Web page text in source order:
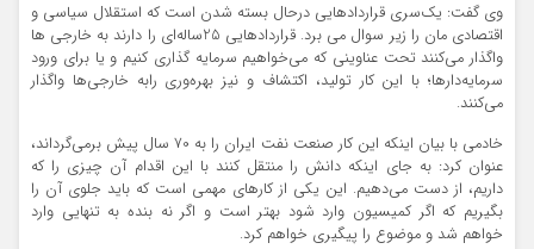
وی گفت: یک‌سری قراردادهایی درحال بسته شدن است که استقلال سیاسی و
اقتصادی مان را زیر سوال می برد. قراردادهایی 25ساله‌ای را دارند به خارجی ها
واگذار می‌کنند تحت عناوینی که می‌خواهیم سرمایه گذاری کنیم و یا برای ورود
سرمایه‌دارها؛ با این کار تولید، اکتشاف و نیز بهره‌وری رابه خارجی‌ها واگذار
می‌کنند.
خادمی با بیان اینکه این کار صنعت نفت ایران را به 70 سال پیش برمی‌گرداند،
عنوان کرد: به جای اینکه دانش را منتقل کنند با این اقدام آن چیزی را که
داریم، از دست می‌دهیم. این یکی از کارهای مهمی است که باید جلوی آن را
بگیریم که اگر کمیسیون وارد شود بهتر است و اگر نه بنده به تنهایی وارد
خواهم شد و موضوع را پیگیری خواهم کرد.